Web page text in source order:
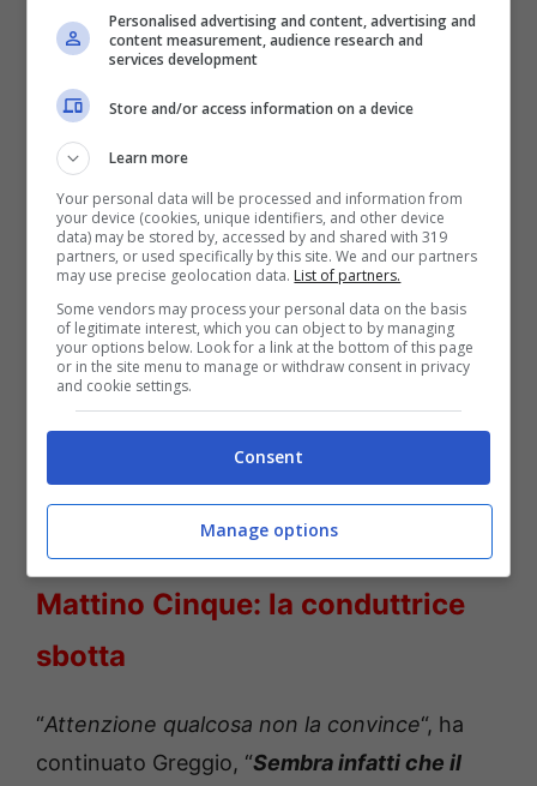
descrizioni. “Se qualcuno la riprende con giri
di parole
qualcuno preferisce prenderla di petto
Hanno così mostrato una ‘
della Panicucci, avvenuta in passato.
Molto attenta alla forma“, ha poi continuato
il presentatore riferendosi alle troppe
parolacce dette in tv, “ a volte si dimentica di
pesare le parole
“. Infine, ecco il momento
Leggi anche—->Federica
Panicucci perde la pazienza a
Mattino Cinque: la conduttrice
sbotta
“Attenzione qualcosa non la convince“, ha
continuato Greggio, “Sembra infatti che il
Personalised advertising and content, advertising and
content measurement, audience research and
services development
Store and/or access information on a device
Learn more
Your personal data will be processed and information from
your device (cookies, unique identifiers, and other device
data) may be stored by, accessed by and shared with 319
partners, or used specifically by this site. We and our partners
may use precise geolocation data. List of partners.
Some vendors may process your personal data on the basis
of legitimate interest, which you can object to by managing
your options below. Look for a link at the bottom of this page
or in the site menu to manage or withdraw consent in privacy
and cookie settings.
Consent
Manage options